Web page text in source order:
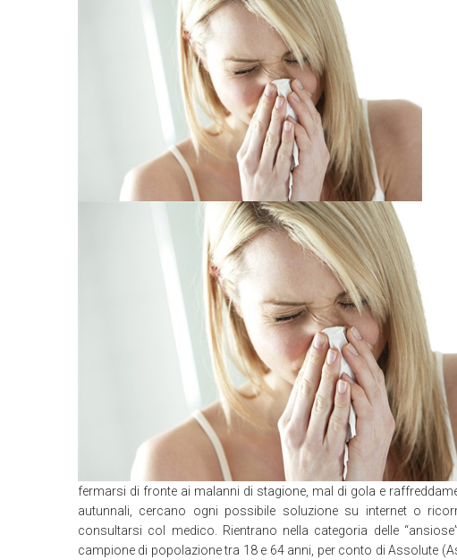
fermarsi di fronte ai malanni di stagione, mal di gola e
autunnali, cercano ogni possibile soluzione su internet o
consultarsi col medico. Rientrano nella categoria delle
campione di popolazione tra 18 e 64 anni, per conto di Assolute